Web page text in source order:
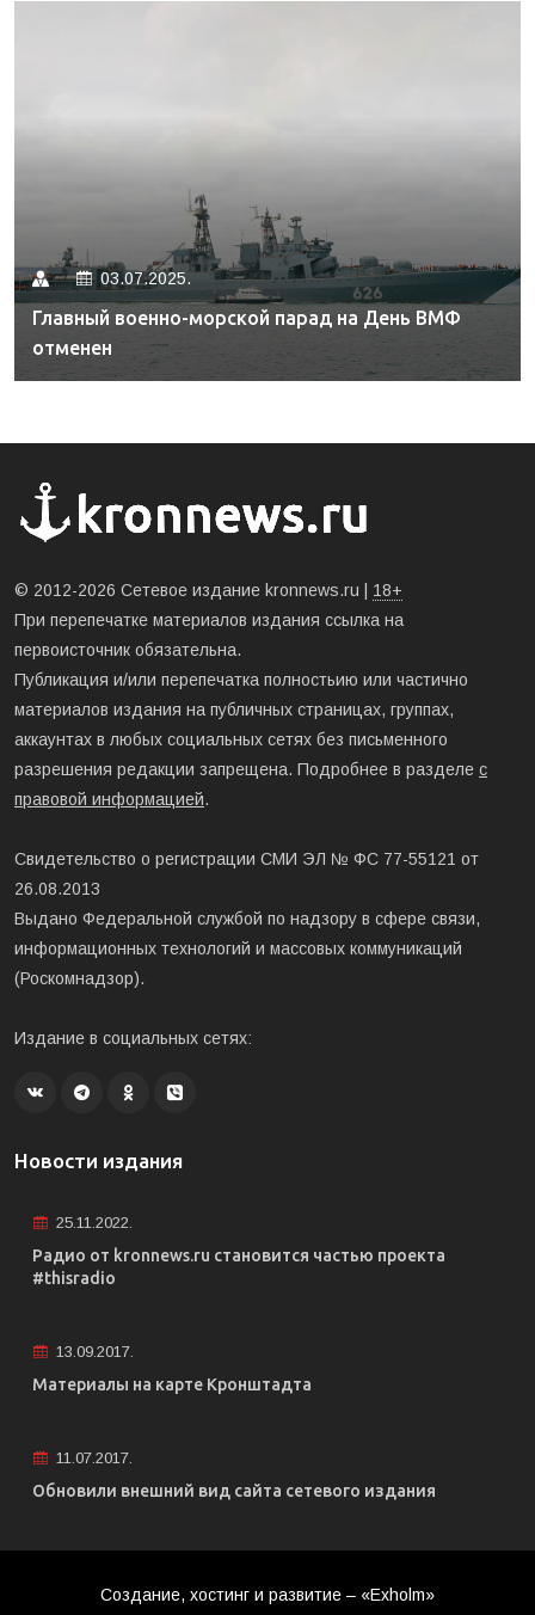
03.07.2025.
Главный военно-морской парад на День ВМФ
отменен
© 2012-2026 Сетевое издание kronnews.ru | 18+
При перепечатке материалов издания ссылка на
первоисточник обязательна.
Публикация и/или перепечатка полностьию или частично
материалов издания на публичных страницах, группах,
аккаунтах в любых социальных сетях без письменного
разрешения редакции запрещена. Подробнее в разделе с
правовой информацией.
Свидетельство о регистрации СМИ ЭЛ № ФС 77-55121 от
26.08.2013
Выдано Федеральной службой по надзору в сфере связи,
информационных технологий и массовых коммуникаций
(Роскомнадзор).
Издание в социальных сетях:
Новости издания
25.11.2022.
Радио от kronnews.ru становится частью проекта
#thisradio
13.09.2017.
Материалы на карте Кронштадта
11.07.2017.
Обновили внешний вид сайта сетевого издания
Создание, хостинг и развитие – «Exholm»